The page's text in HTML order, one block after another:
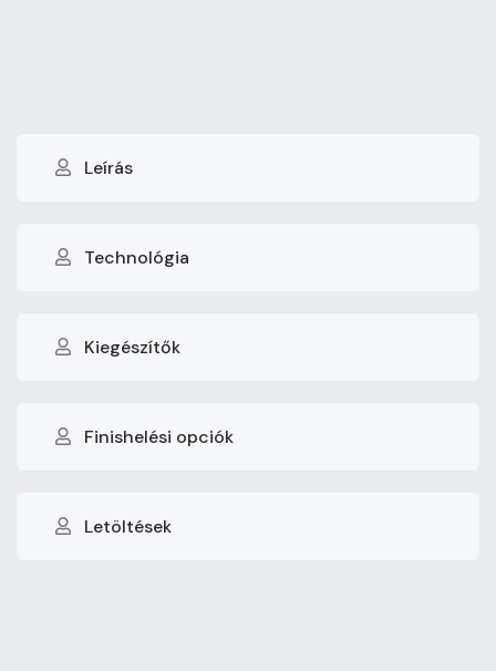
Leírás
Technológia
Kiegészítők
Finishelési opciók
Letöltések